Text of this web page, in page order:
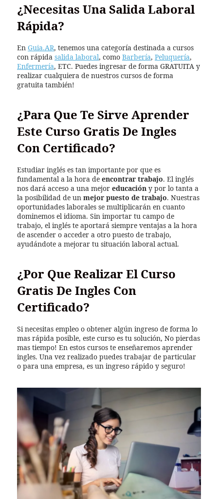
¿Necesitas Una Salida Laboral
Rápida?
En Guia.AR, tenemos una categoría destinada a cursos
con rápida salida laboral, como Barbería, Peluquería,
Enfermería, ETC. Puedes ingresar de forma GRATUITA y
realizar cualquiera de nuestros cursos de forma
gratuita también!
¿Para Que Te Sirve Aprender
Este Curso Gratis De Ingles
Con Certificado?
Estudiar inglés es tan importante por que es
fundamental a la hora de encontrar trabajo. El inglés
nos dará acceso a una mejor educación y por lo tanta a
la posibilidad de un mejor puesto de trabajo. Nuestras
oportunidades laborales se multiplicarán en cuanto
dominemos el idioma. Sin importar tu campo de
trabajo, el inglés te aportará siempre ventajas a la hora
de ascender o acceder a otro puesto de trabajo,
ayudándote a mejorar tu situación laboral actual.
¿Por Que Realizar El Curso
Gratis De Ingles Con
Certificado?
Si necesitas empleo o obtener algún ingreso de forma lo
mas rápida posible, este curso es tu solución, No pierdas
mas tiempo! En estos cursos te enseñaremos aprender
ingles. Una vez realizado puedes trabajar de particular
o para una empresa, es un ingreso rápido y seguro!